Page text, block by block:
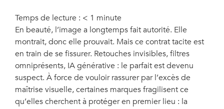
Temps de lecture : < 1 minute
En beauté, l’image a longtemps fait autorité. Elle
montrait, donc elle prouvait. Mais ce contrat tacite est
en train de se fissurer. Retouches invisibles, filtres
omniprésents, IA générative : le parfait est devenu
suspect. À force de vouloir rassurer par l’excès de
maîtrise visuelle, certaines marques fragilisent ce
qu’elles cherchent à protéger en premier lieu : la